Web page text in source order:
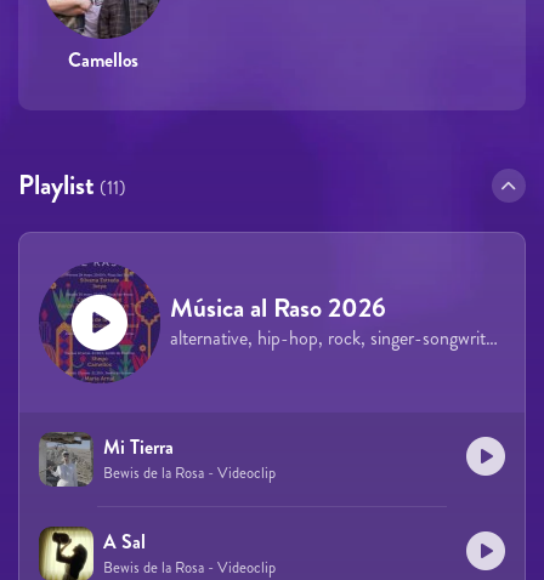
Camellos
Playlist (11)
Música al Raso 2026
alternative, hip-hop, rock, singer-songwriter, indie, pop
Mi Tierra
Bewis de la Rosa - Videoclip
A Sal
Bewis de la Rosa - Videoclip